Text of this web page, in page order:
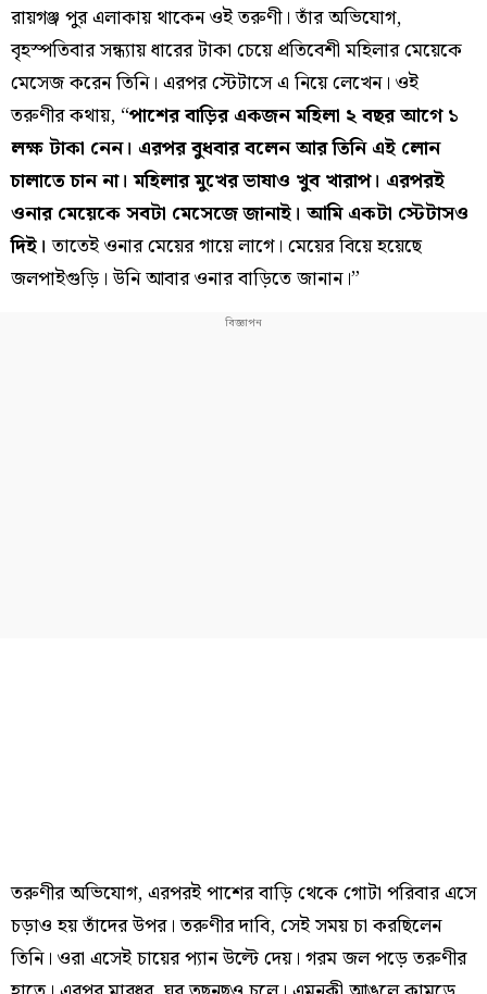
রায়গঞ্জ পুর এলাকায় থাকেন ওই তরুণী। তাঁর অভিযোগ,
বৃহস্পতিবার সন্ধ্যায় ধারের টাকা চেয়ে প্রতিবেশী মহিলার মেয়েকে
মেসেজ করেন তিনি। এরপর স্টেটাসে এ নিয়ে লেখেন। ওই
তরুণীর কথায়, “পাশের বাড়ির একজন মহিলা ২ বছর আগে ১
লক্ষ টাকা নেন। এরপর বুধবার বলেন আর তিনি এই লোন
চালাতে চান না। মহিলার মুখের ভাষাও খুব খারাপ। এরপরই
ওনার মেয়েকে সবটা মেসেজে জানাই। আমি একটা স্টেটাসও
দিই। তাতেই ওনার মেয়ের গায়ে লাগে। মেয়ের বিয়ে হয়েছে
জলপাইগুড়ি। উনি আবার ওনার বাড়িতে জানান।”
তরুণীর অভিযোগ, এরপরই পাশের বাড়ি থেকে গোটা পরিবার এসে
চড়াও হয় তাঁদের উপর। তরুণীর দাবি, সেই সময় চা করছিলেন
তিনি। ওরা এসেই চায়ের প্যান উল্টে দেয়। গরম জল পড়ে তরুণীর